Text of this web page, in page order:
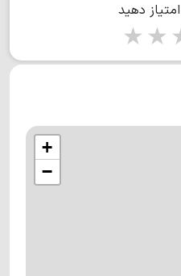
دهید
4
3 stars
2 stars
+
−